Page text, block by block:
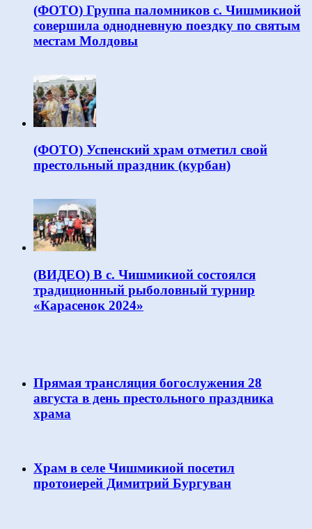
(ФОТО) Группа паломников с. Чишмикиой
совершила однодневную поездку по святым
местам Молдовы
(ФОТО) Успенский храм отметил свой
престольный праздник (курбан)
(ВИДЕО) В с. Чишмикиой состоялся
традиционный рыболовный турнир
«Карасенок 2024»
Прямая трансляция богослужения 28
августа в день престольного праздника
храма
Храм в селе Чишмикиой посетил
протоиерей Димитрий Бургуван